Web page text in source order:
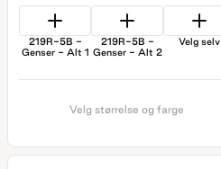
219R-5B -
Genser - Alt 1
219R-5B -
Genser - Alt 2
Velg selv
Velg størrelse og farge